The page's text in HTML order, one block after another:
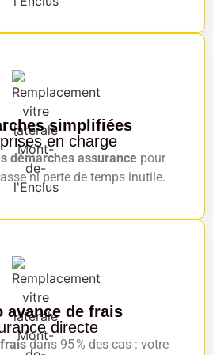
simplifiées
en charge
démarches assurance pour
ni perte de temps inutile.
avance de frais
directe
fraisdans 95 % des cas : votre